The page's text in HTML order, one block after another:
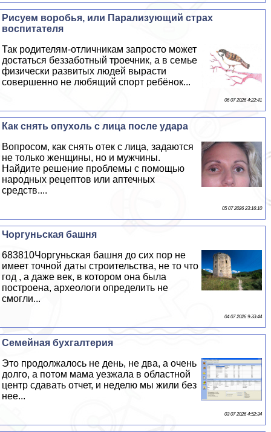
Рисуем воробья, или Парализующий страх
воспитателя
Так родителям-отличникам запросто может
достаться беззаботный троечник, а в семье
физически развитых людей вырасти
совершенно не любящий спорт ребёнок...
06 07 2026 4:22:41
Как снять опухоль с лица после удара
Вопросом, как снять отек с лица, задаются
не только женщины, но и мужчины.
Найдите решение проблемы с помощью
народных рецептов или аптечных
средств....
05 07 2026 23:16:10
Чоргуньская башня
683810Чоргуньская башня до сих пор не
имеет точной даты строительства, не то что
год , а даже век, в котором она была
построена, археологи определить не
смогли...
04 07 2026 9:33:44
Семейная бухгалтерия
Это продолжалось не день, не два, а очень
долго, а потом мама уезжала в областной
центр сдавать отчет, и неделю мы жили без
нее...
03 07 2026 4:52:34